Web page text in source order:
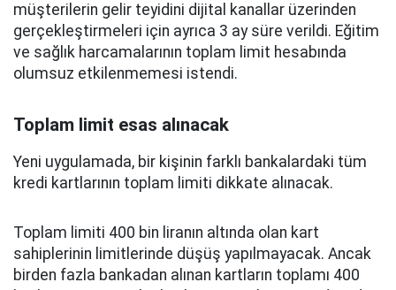
müşterilerin gelir teyidini dijital kanallar üzerinden
gerçekleştirmeleri için ayrıca 3 ay süre verildi. Eğitim
ve sağlık harcamalarının toplam limit hesabında
olumsuz etkilenmemesi istendi.
Toplam limit esas alınacak
Yeni uygulamada, bir kişinin farklı bankalardaki tüm
kredi kartlarının toplam limiti dikkate alınacak.
Toplam limiti 400 bin liranın altında olan kart
sahiplerinin limitlerinde düşüş yapılmayacak. Ancak
birden fazla bankadan alınan kartların toplamı 400